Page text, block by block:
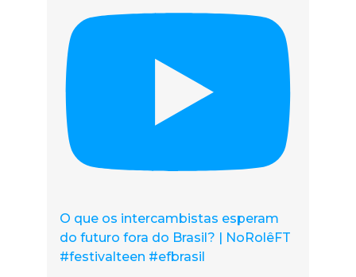
O que os intercambistas esperam
do futuro fora do Brasil? | NoRolêFT
#festivalteen #efbrasil